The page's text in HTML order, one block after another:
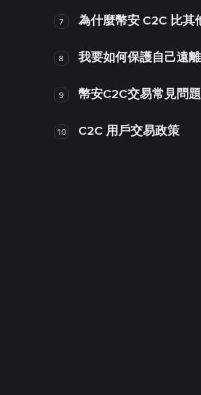
7 為什麼幣安 C2C 比其
8 我要如何保護自己遠
9 幣安C2C交易常見問題
10 C2C 用戶交易政策